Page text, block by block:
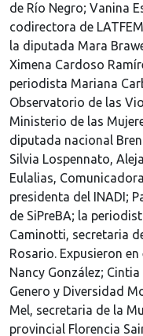
de Río Negro; Vanina
codirectora de
la diputada Mara
Ximena Cardoso
periodista Mariana
Observatorio de las
Ministerio de las
diputada nacional
Silvia Lospennato,
Eulalias,
presidenta del INADI;
de SiPreBA; la
Caminotti, secretaria
Rosario. Expusieron
Nancy González;
Genero y Diversidad
Mel, secretaria de la
provincial Florencia